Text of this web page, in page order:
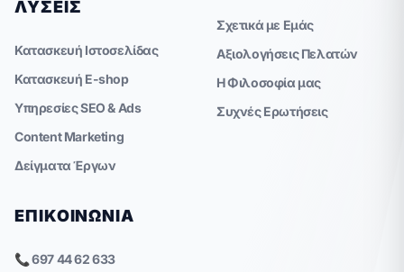
ΛΎΣΕΙΣ
Κατασκευή Ιστοσελίδας
Κατασκευή E-shop
Υπηρεσίες SEO & Ads
Content Marketing
Δείγματα Έργων
Σχετικά με Εμάς
Αξιολογήσεις Πελατών
Η Φιλοσοφία μας
Συχνές Ερωτήσεις
ΕΠΙΚΟΙΝΩΝΊΑ
📞 697 44 62 633